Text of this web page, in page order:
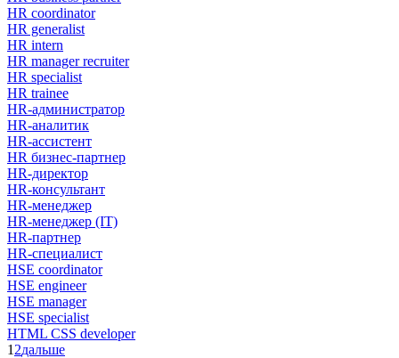
HR coordinator
HR generalist
HR intern
HR manager recruiter
HR specialist
HR trainee
HR-администратор
HR-аналитик
HR-ассистент
HR бизнес-партнер
HR-директор
HR-консультант
HR-менеджер
HR-менеджер (IT)
HR-партнер
HR-специалист
HSE coordinator
HSE engineer
HSE manager
HSE specialist
HTML CSS developer
1 2дальше